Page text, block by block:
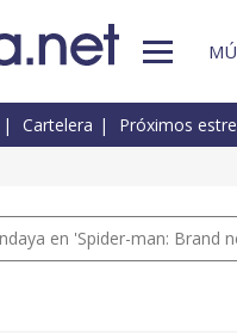
Cartelera Próximos
en 'Spider-man: Brand